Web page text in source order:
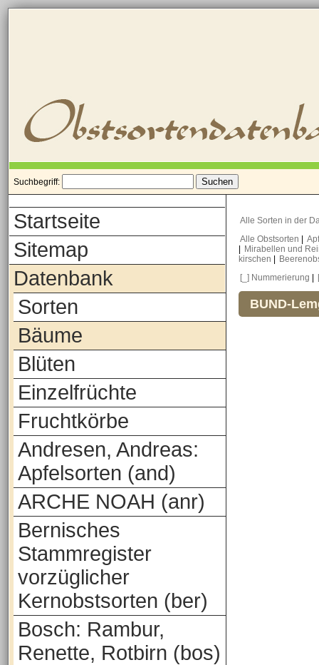
Suchbegriff:
Startseite
Sitemap
Datenbank
Sorten
Bäume
Blüten
Einzelfrüchte
Fruchtkörbe
Andresen, Andreas:
Apfelsorten (and)
ARCHE NOAH (anr)
Bernisches
Stammregister
vorzüglicher
Kernobstsorten (ber)
Bosch: Rambur,
Renette, Rotbirn (bos)
Alle Sorten in der
Alle Obstsorten
Mirabellen und
kirschen
[_] Nummerierung
BUND-